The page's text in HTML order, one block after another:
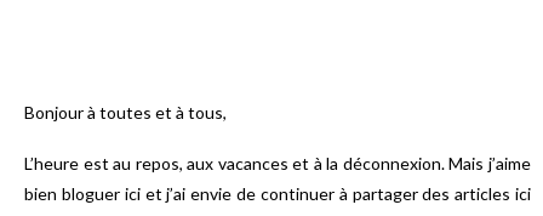
Bonjour à toutes et à tous,
L’heure est au repos, aux vacances et à la déconnexion. Mais j’aime
bien bloguer ici et j’ai envie de continuer à partager des articles ici